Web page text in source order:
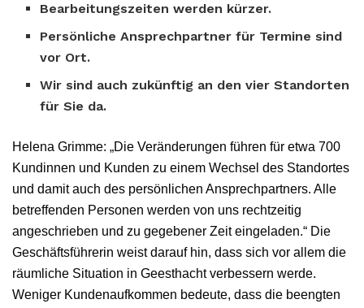
Bearbeitungszeiten werden kürzer.
Persönliche Ansprechpartner für Termine sind
vor Ort.
Wir sind auch zukünftig an den vier Standorten
für Sie da.
Helena Grimme: „Die Veränderungen führen für etwa 700
Kundinnen und Kunden zu einem Wechsel des Standortes
und damit auch des persönlichen Ansprechpartners. Alle
betreffenden Personen werden von uns rechtzeitig
angeschrieben und zu gegebener Zeit eingeladen.“ Die
Geschäftsführerin weist darauf hin, dass sich vor allem die
räumliche Situation in Geesthacht verbessern werde.
Weniger Kundenaufkommen bedeute, dass die beengten